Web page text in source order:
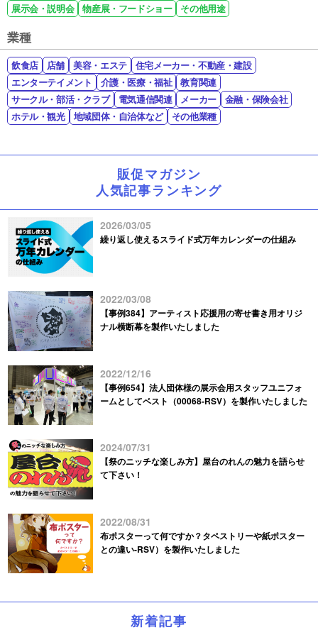
展示会・説明会
物産展・フードショー その他用途
業種
飲食店 店舗 美容・エステ
住宅メーカー・不動産・建設
エンターテイメント
介護・医療・福祉
教育関連
サークル・部活・クラブ
電気通信関連 メーカー
金融・保険会社
ホテル・観光
地域団体・自治体など その他業種
販促マガジン
人気記事ランキング
2026/03/05
繰り返し使えるスライド式万年カレンダーの仕組み
2022/03/08
【事例384】アーティスト応援用の寄せ書き用オリジ
ナル横断幕を製作いたしました
2022/12/16
【事例654】法人団体様の展示会用スタッフユニフォ
ームとしてベスト（00068-RSV）を製作いたしました
2024/07/31
【祭のニッチな楽しみ方】屋台のれんの魅力を語らせ
て下さい！
2022/08/31
布ポスターって何ですか？タペストリーや紙ポスター
との違い-RSV）を製作いたしました
新着記事